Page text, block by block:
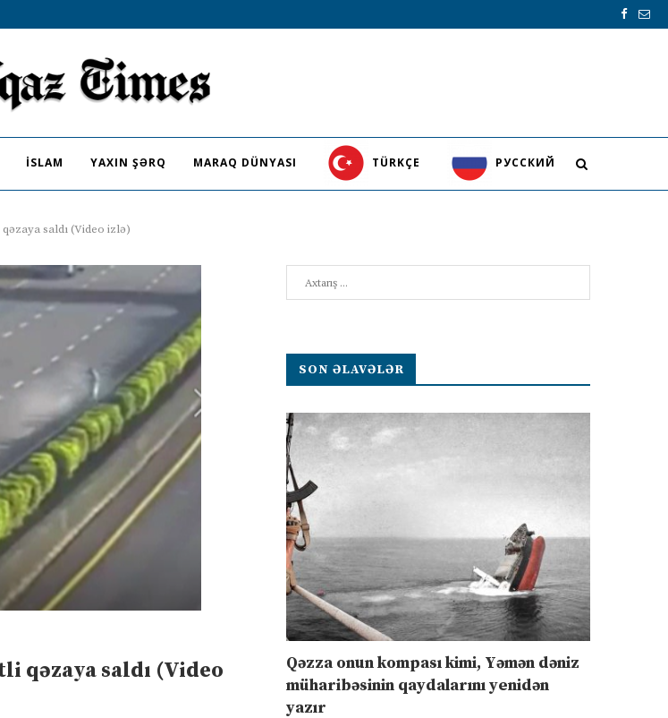
dəvət...
İSLAM YAXIN ŞƏRQ MARAQ DÜNYASI TÜRKÇE PУССКИЙ
saldı (Video izlə)
qəzaya saldı (Video
SON ƏLAVƏLƏR
Qəzza onun kompası kimi, Yəmən dəniz
müharibəsinin qaydalarını yenidən
yazır